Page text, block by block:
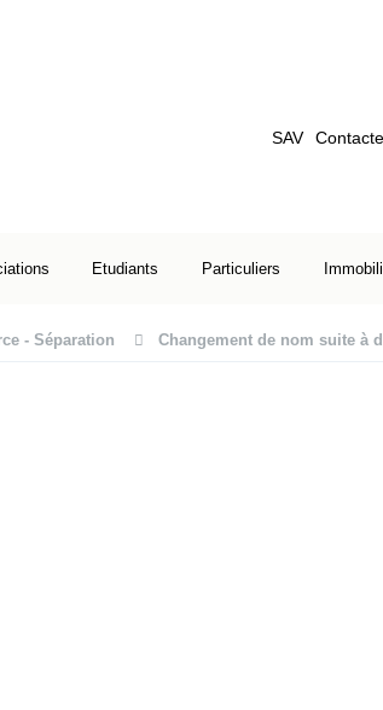
SAV
Etudiants Particuliers
- Séparation Changement de nom suite à